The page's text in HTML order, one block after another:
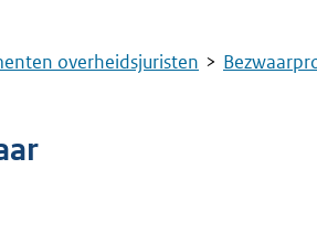
overheidsjuristen